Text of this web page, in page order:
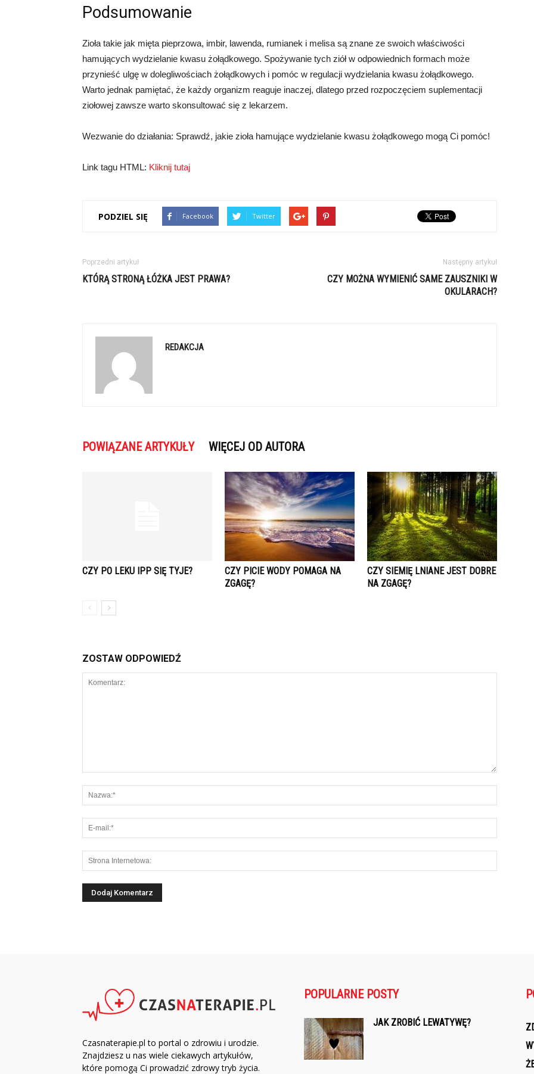
Podsumowanie
Zioła takie jak mięta pieprzowa, imbir, lawenda, rumianek i melisa są znane ze swoich właściwości
hamujących wydzielanie kwasu żołądkowego. Spożywanie tych ziół w odpowiednich formach może
przynieść ulgę w dolegliwościach żołądkowych i pomóc w regulacji wydzielania kwasu żołądkowego.
Warto jednak pamiętać, że każdy organizm reaguje inaczej, dlatego przed rozpoczęciem suplementacji
ziołowej zawsze warto skonsultować się z lekarzem.
Wezwanie do działania: Sprawdź, jakie zioła hamujące wydzielanie kwasu żołądkowego mogą Ci pomóc!
Link tagu HTML: Kliknij tutaj
PODZIEL SIĘ Facebook Twitter
Poprzedni artykuł
KTÓRĄ STRONĄ ŁÓŻKA JEST PRAWA?
Następny artykuł
CZY MOŻNA WYMIENIĆ SAME ZAUSZNIKI W
OKULARACH?
REDAKCJA
POWIĄZANE ARTYKUŁY WIĘCEJ OD AUTORA
CZY PO LEKU IPP SIĘ TYJE?
CZY PICIE WODY POMAGA NA
ZGAGĘ?
CZY SIEMIĘ LNIANE JEST DOBRE
NA ZGAGĘ?
ZOSTAW ODPOWIEDŹ
Czasnaterapie.pl to portal o zdrowiu i urodzie.
Znajdziesz u nas wiele ciekawych artykułów,
które pomogą Ci prowadzić zdrowy tryb życia.
POPULARNE POSTY
JAK ZROBIĆ LEWATYWĘ?